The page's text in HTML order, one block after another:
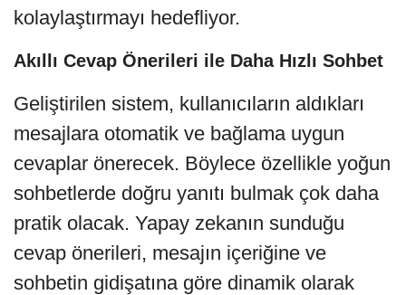
kolaylaştırmayı hedefliyor.
Akıllı Cevap Önerileri ile Daha Hızlı Sohbet
Geliştirilen sistem, kullanıcıların aldıkları
mesajlara otomatik ve bağlama uygun
cevaplar önerecek. Böylece özellikle yoğun
sohbetlerde doğru yanıtı bulmak çok daha
pratik olacak. Yapay zekanın sunduğu
cevap önerileri, mesajın içeriğine ve
sohbetin gidişatına göre dinamik olarak